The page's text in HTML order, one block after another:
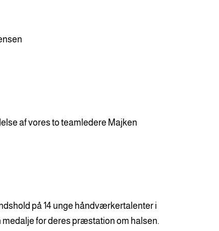
af vores to teamledere Majken
på 14 unge håndværkertalenter i
medalje for deres præstation om halsen.